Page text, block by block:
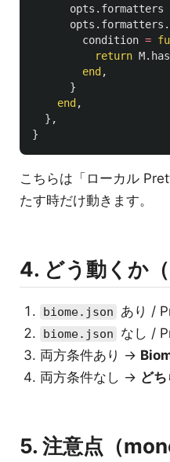
opts . formatters
opts . formatters .
condition =
return M.
end ,
}
end ,
},
}
こちらは「ローカル
たす時だけ動きます。
4. どう動くか
biome.json あり /
biome.json なし /
両方条件あり →
両方条件なし → ど
5. 注意点（